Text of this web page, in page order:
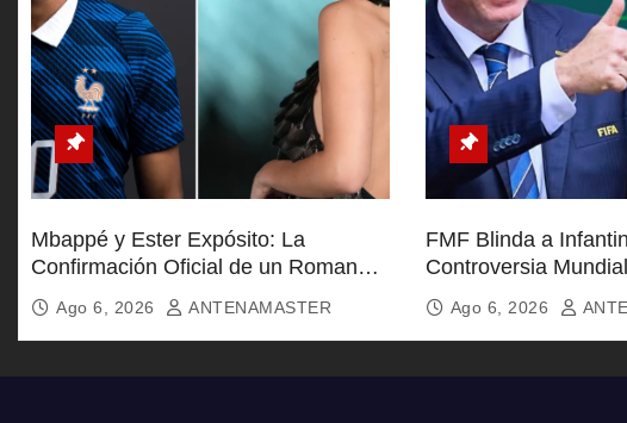
s
Mbappé y Ester Expósito: La
Confirmación Oficial de un Romance
Global
Ago 6, 2026 ANTENAMASTER
FMF Blinda a
Controversia
Furia de Aficionados
Ago 6, 2026